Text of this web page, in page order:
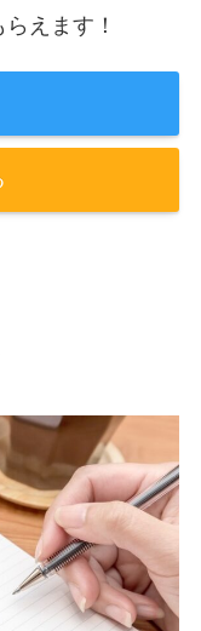
えます！